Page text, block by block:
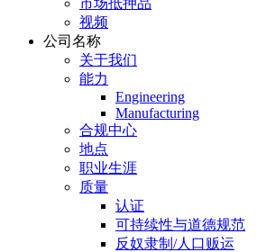
视频
公司名称
关于我们
能力
Engineering
Manufacturing
合规中心
地点
职业生涯
质量
认证
可持续性与道德规范
反奴隶制/人口贩运